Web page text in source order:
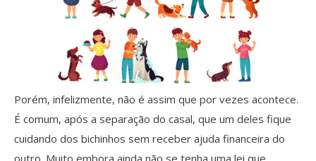
Porém, infelizmente, não é assim que por vezes acontece.
É comum, após a separação do casal, que um deles fique
cuidando dos bichinhos sem receber ajuda financeira do
outro. Muito embora ainda não se tenha uma lei que